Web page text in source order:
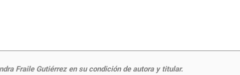
Fraile Gutiérrez en su condición de autora y titular.